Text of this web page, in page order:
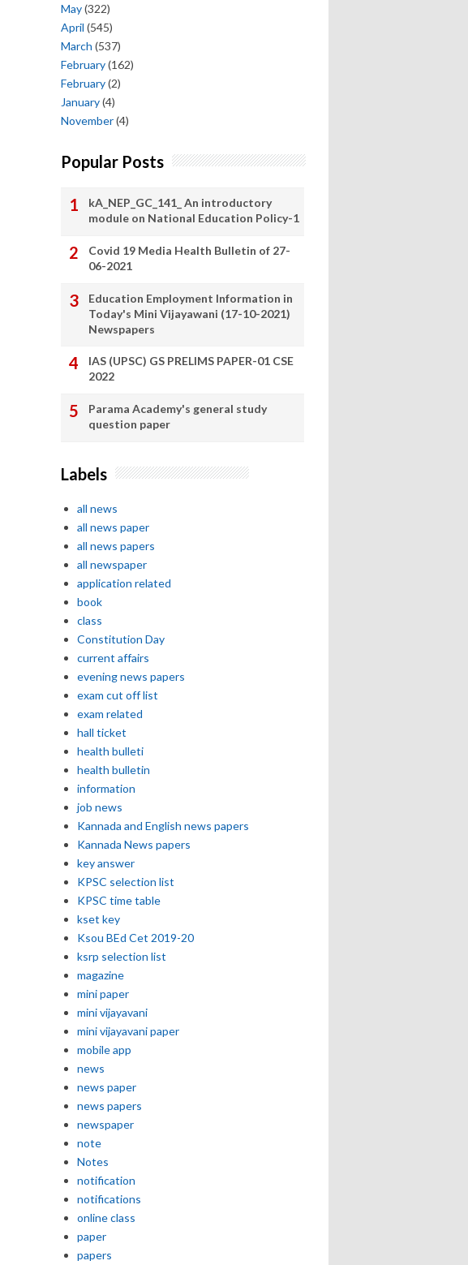
May(322)
April (545)
March (537)
February(162)
February(2)
January(4)
November(4)
Popular Posts
kA_NEP_GC_141_ An introductory
module on National Education Policy-1
Covid 19 Media Health Bulletin of 27-
06-2021
Education Employment Information in
Today's Mini Vijayawani (17-10-2021)
Newspapers
IAS (UPSC) GS PRELIMS PAPER-01 CSE
2022
Parama Academy's general study
question paper
Labels
all news
all news paper
all news papers
all newspaper
application related
book
class
Constitution Day
current affairs
evening news papers
exam cut off list
exam related
hall ticket
health bulleti
health bulletin
information
job news
Kannada and English news papers
Kannada News papers
key answer
KPSC selection list
KPSC time table
kset key
Ksou BEd Cet 2019-20
ksrp selection list
magazine
mini paper
mini vijayavani
mini vijayavani paper
mobile app
news
news paper
news papers
newspaper
note
Notes
notification
notifications
online class
paper
papers